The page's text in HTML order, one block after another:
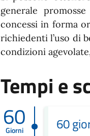
generale
concessi in forma
richiedenti l’uso di
condizioni
Tempi e
60
Giorni 60